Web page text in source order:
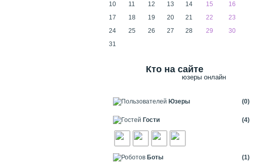
10
11 12 13 14 15
16
17
18 19 20 21 22
23
24
25 26 27 28 29
30
31
Кто на сайте
юзеры онлайн
Юзеры (0)
Гости (4)
Боты
(1)